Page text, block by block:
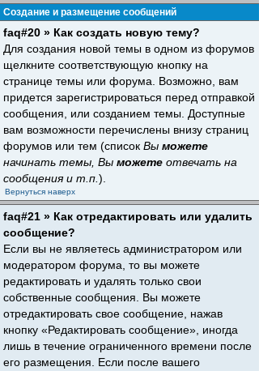
Создание и размещение сообщений
faq#20 » Как создать новую тему?
Для создания новой темы в одном из форумов
щелкните соответствующую кнопку на
странице темы или форума. Возможно, вам
придется зарегистрироваться перед отправкой
сообщения, или созданием темы. Доступные
вам возможности перечислены внизу страниц
форумов или тем (список Вы можете
начинать темы, Вы можете отвечать на
сообщения и т.п. ).
Вернуться наверх
faq#21 » Как отредактировать или удалить
сообщение?
Если вы не являетесь администратором или
модератором форума, то вы можете
редактировать и удалять только свои
собственные сообщения. Вы можете
отредактировать свое сообщение, нажав
кнопку «Редактировать сообщение», иногда
лишь в течение ограниченного времени после
его размещения. Если после вашего